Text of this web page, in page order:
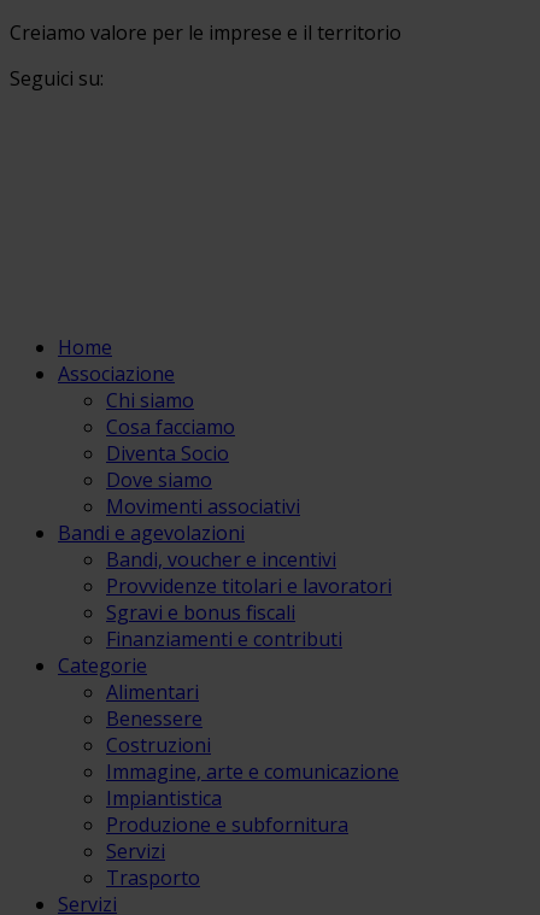
Creiamo valore per le imprese e il territorio
Seguici su:
Home
Associazione
Chi siamo
Cosa facciamo
Diventa Socio
Dove siamo
Movimenti associativi
Bandi e agevolazioni
Bandi, voucher e incentivi
Provvidenze titolari e lavoratori
Sgravi e bonus fiscali
Finanziamenti e contributi
Categorie
Alimentari
Benessere
Costruzioni
Immagine, arte e comunicazione
Impiantistica
Produzione e subfornitura
Servizi
Trasporto
Servizi